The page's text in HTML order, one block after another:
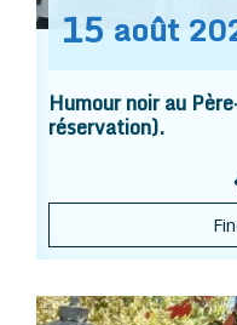
15 août
Humour noir au
réservation).